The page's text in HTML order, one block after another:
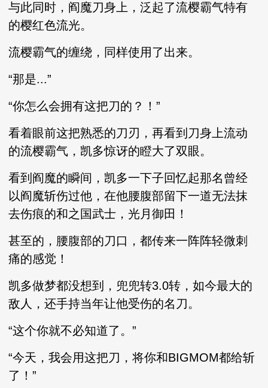
与此同时，阎魔刀身上，泛起了流樱霸气特有
的樱红色流光。
流樱霸气的缠绕，同样使用了出来。
“那是...”
“你怎么会拥有这把刀的？！”
看着眼前这把熟悉的刀刃，再看到刀身上流动
的流樱霸气，凯多惊讶的瞪大了双眼。
看到阎魔的瞬间，凯多一下子回忆起那名曾经
以阎魔斩伤过他，在他腰腹部留下一道无法抹
去伤痕的和之国武士，光月御田！
甚至的，腰腹部的刀口，都传来一阵阵轻微刺
痛的感觉！
凯多做梦都没想到，兜兜转3.0转，如今最大的
敌人，还手持当年让他受伤的名刀。
“这个你就不必知道了。”
“今天，我会用这把刀，将你和BIGMOM都给斩
了！”